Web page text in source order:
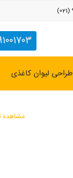
(021)
طراحی لیوان کاغذی
مشاهده